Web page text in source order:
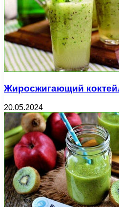
Жиросжигающий
20.05.2024